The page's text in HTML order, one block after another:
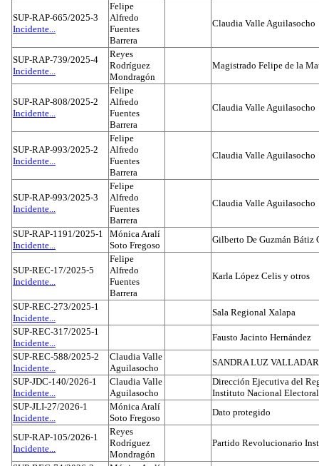
SUP-RAP-665/2025-3
Incidente...
Felipe
Alfredo
Fuentes
Barrera
Claudia Valle Aguilasocho
SUP-RAP-739/2025-4
Incidente...
Reyes
Rodríguez
Mondragón
Magistrado Felipe de la
SUP-RAP-808/2025-2
Incidente...
Felipe
Alfredo
Fuentes
Barrera
Claudia Valle Aguilasocho
SUP-RAP-993/2025-2
Incidente...
Felipe
Alfredo
Fuentes
Barrera
Claudia Valle Aguilasocho
SUP-RAP-993/2025-3
Incidente...
Felipe
Alfredo
Fuentes
Barrera
Claudia Valle Aguilasocho
SUP-RAP-1191/2025-1
Incidente...
Mónica Aralí
Soto Fregoso
Gilberto De Guzmán Bátiz
SUP-REC-17/2025-5
Incidente...
Felipe
Alfredo
Fuentes
Barrera
Karla López Celis y otros
SUP-REC-273/2025-1
Incidente...
Sala Regional Xalapa
SUP-REC-317/2025-1
Incidente...
Fausto Jacinto Hernández
SUP-REC-588/2025-2
Incidente...
Claudia Valle
Aguilasocho
SANDRA LUZ
SUP-JDC-140/2026-1
Incidente...
Claudia Valle
Aguilasocho
Dirección Ejecutiva del
Instituto Nacional Electoral
SUP-JLI-27/2026-1
Incidente...
Mónica Aralí
Soto Fregoso
Dato protegido
SUP-RAP-105/2026-1
Incidente...
Reyes
Rodríguez
Mondragón
Partido Revolucionario